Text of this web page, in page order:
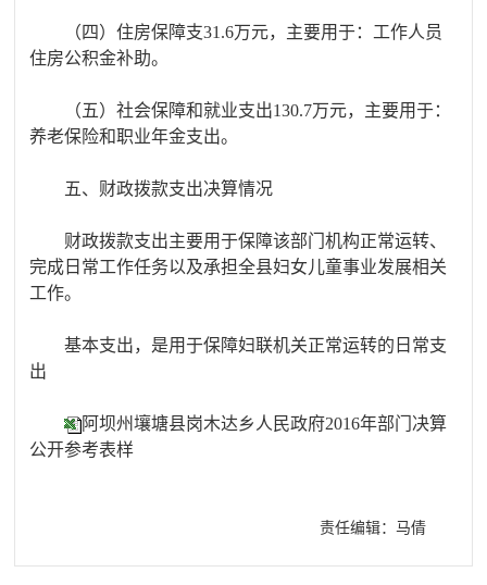
（四）住房保障支31.6万元，主要用于：工作人员
住房公积金补助。
（五）社会保障和就业支出130.7万元，主要用于：
养老保险和职业年金支出。
五、财政拨款支出决算情况
财政拨款支出主要用于保障该部门机构正常运转、
完成日常工作任务以及承担全县妇女儿童事业发展相关
工作。
基本支出，是用于保障妇联机关正常运转的日常支
出
阿坝州壤塘县岗木达乡人民政府2016年部门决算
公开参考表样
责任编辑：马倩